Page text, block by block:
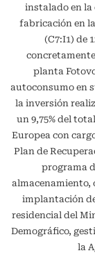
instalado en la
fabricación en
(C7:I1) de
planta
autoconsumo en
la inversión
un 9,75% del
Europea con
Plan de
programa
almacenamiento,
implantación
residencial del
Demográfico,
la